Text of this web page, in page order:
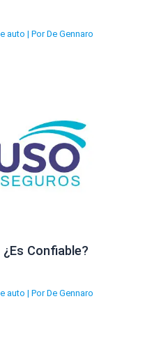
auto | Por De Gennaro
Confiable?
auto | Por De Gennaro